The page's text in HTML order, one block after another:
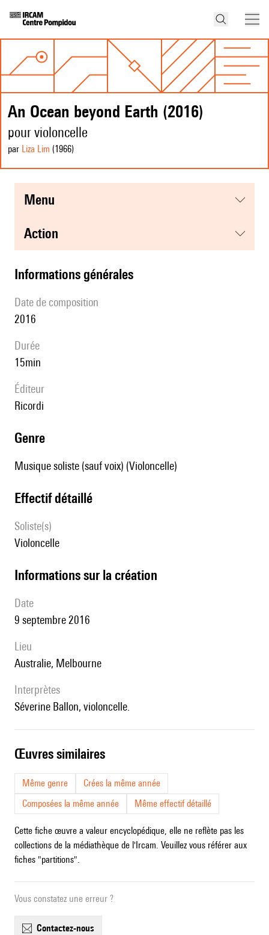
An Ocean beyond Earth (2016)
pour violoncelle
par Liza Lim (1966)
menu
action
informations générales
date de composition
2016
durée
15min
éditeur
Ricordi
genre
Musique soliste (sauf voix) (Violoncelle)
effectif détaillé
Soliste(s)
violoncelle
informations sur la création
date
9 septembre 2016
lieu
Australie, Melbourne
interprètes
Séverine Ballon, violoncelle.
œuvres similaires
Même genre
Crées la même année
Composées la même année
Même effectif détaillé
Cette fiche œuvre a valeur encyclopédique, elle ne reflète pas les
collections de la médiathèque de l'Ircam. Veuillez vous référer aux
fiches "partitions".
Vous constatez une erreur ?
contactez-nous